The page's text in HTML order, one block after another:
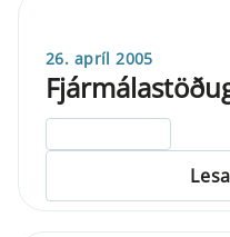
26. apríl 2005